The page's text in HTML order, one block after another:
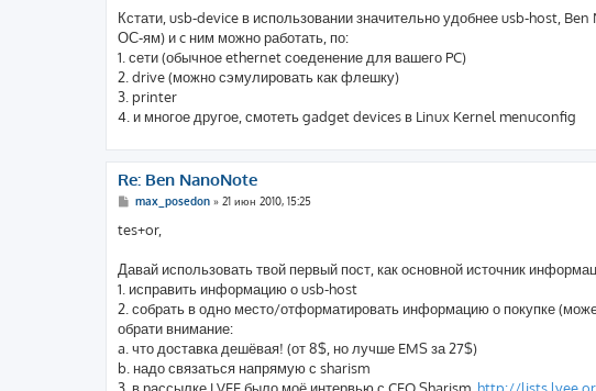
Кстати, usb-device в использовании значительно удобнее usb-host,
ОС-ям) и c ним можно работать, по:
1. сети (обычное ethernet соеденение для вашего PC)
2. drive (можно сэмулировать как флешку)
3. printer
4. и многое другое, смотеть gadget devices в Linux Kernel menuconfig
Re: Ben NanoNote
С
о
е
и
е
max_posedon» 21 июн 2010, 15:25
tes+or,
Давай использовать твой первый пост, как основной источник
1. исправить информацию о usb-host
2. собрать в одно место/отформатировать информацию о покупке
обрати внимание:
a. что доставка дешёвая! (от 8$, но лучше EMS за 27$)
b. надо связаться напрямую с sharism